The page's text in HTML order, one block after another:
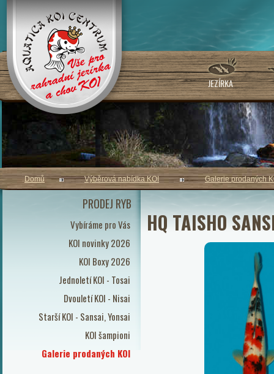
JEZÍRKA
PRODEJ RYB
Vybíráme pro Vás
KOI novinky 2026
KOI Boxy 2026
Jednoletí KOI - Tosai
Dvouletí KOI - Nisai
Starší KOI - Sansai, Yonsai
KOI šampioni
Galerie prodaných KOI
Domů Výběrová nabídka KOI Galerie prodaných
HQ TAISHO